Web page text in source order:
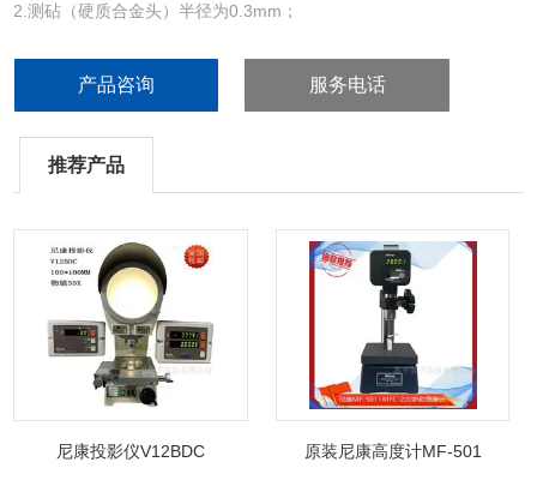
2.测砧（硬质合金头）半径为0.3mm；
产品咨询 服务电话
推荐产品
尼康投影仪V12BDC 原装尼康高度计MF-501